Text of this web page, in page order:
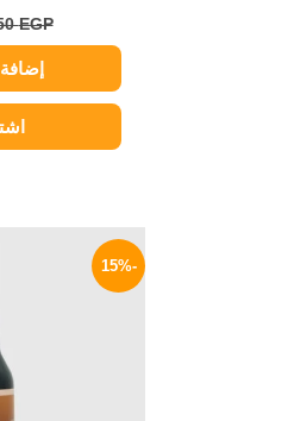
EGP
-15%